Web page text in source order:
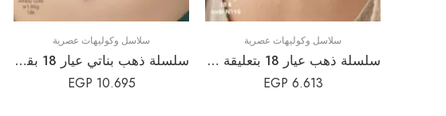
سلاسل وكوليهات عصرية
سلسلة ذهب عيار 18 بتعليقة الكف (خمسة وخميسة) صدفية | كود N116
6.613
EGP
سلاسل وكوليهات عصرية
سلسلة ذهب بناتي عيار 18 بقفل القلب المينا | قلادة الحب والحماية الأنيقة
10.695
EGP